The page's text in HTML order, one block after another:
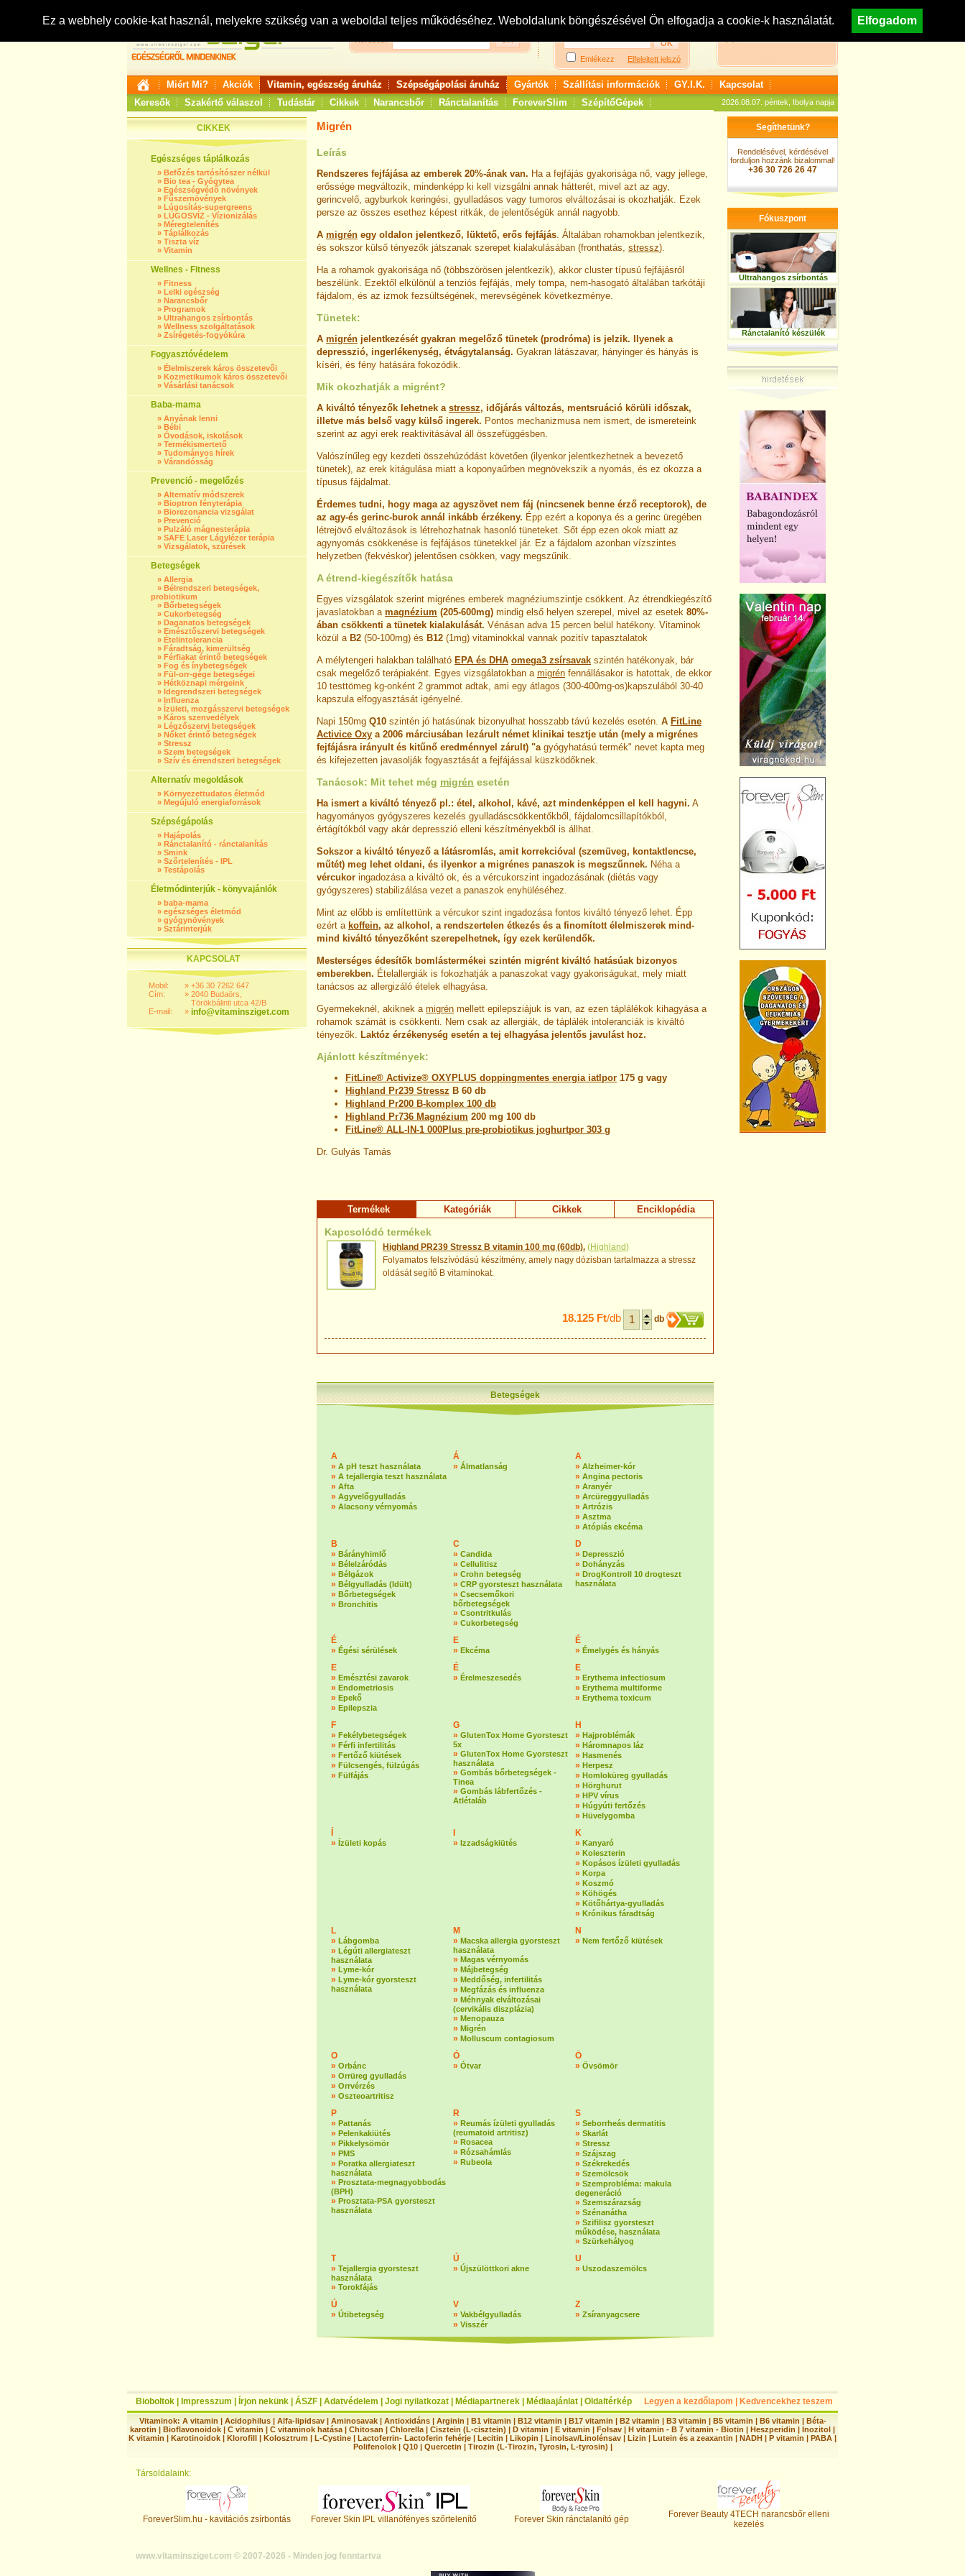
Ez a webhely cookie-kat használ, melyekre szükség van a weboldal teljes működéséhez. Weboldalunk böngészésével Ön elfogadja a cookie-k használatát. Elfogadom
Keresés:
Bejelentkezés: Regisztráció
Emlékezz Elfelejtett jelszó
Nézzen körül áruházunkban!
Miért Mi? Akciók Vitamin, egészség áruház Szépségápolási áruház Gyártók Szállítási információk GY.I.K.
Kapcsolat
Keresők
Szakértő válaszol Tudástár Cikkek Narancsbőr Ránctalanítás ForeverSlim SzépítőGépek 2026.08.07. péntek, Ibolya napja
CIKKEK
Egészséges táplálkozás
» Befőzés tartósítószer nélkül
» Bio tea - Gyógytea
» Egészségvédő növények
» Fűszernövények
» Lúgosítás-supergreens
» LÚGOSVÍZ - Vízionizálás
» Méregtelenítés
» Táplálkozás
» Tiszta víz
» Vitamin
Wellnes - Fitness
» Fitness
» Lelki egészség
» Narancsbőr
» Programok
» Ultrahangos zsírbontás
» Wellness szolgáltatások
» Zsírégetés-fogyókúra
Fogyasztóvédelem
» Élelmiszerek káros összetevői
» Kozmetikumok káros összetevői
» Vásárlási tanácsok
Baba-mama
» Anyának lenni
» Bébi
» Óvodások, iskolások
» Termékismertető
» Tudományos hírek
» Várandósság
Prevenció - megelőzés
» Alternatív módszerek
» Bioptron fényterápia
» Biorezonancia vizsgálat
» Prevenció
» Pulzáló mágnesterápia
» SAFE Laser Lágylézer terápia
» Vizsgálatok, szűrések
Betegségek
» Allergia
» Bélrendszeri betegségek,
probiotikum
» Bőrbetegségek
» Cukorbetegség
» Daganatos betegségek
» Emésztőszervi betegségek
» Ételintolerancia
» Fáradtság, kimerültség
» Férfiakat érintő betegségek
» Fog és ínybetegségek
» Fül-orr-gége betegségei
» Hétköznapi mérgeink
» Idegrendszeri betegségek
» Influenza
» Ízületi, mozgásszervi betegségek
» Káros szenvedélyek
» Légzőszervi betegségek
» Nőket érintő betegségek
» Stressz
» Szem betegségek
» Szív és érrendszeri betegségek
Alternatív megoldások
» Környezettudatos életmód
» Megújuló energiaforrások
Szépségápolás
» Hajápolás
» Ránctalanító - ránctalanítás
» Smink
» Szőrtelenítés - IPL
» Testápolás
Életmódinterjúk - könyvajánlók
» baba-mama
» egészséges életmód
» gyógynövények
» Sztárinterjúk
KAPCSOLAT
Mobil:
Cím:
E-mail:
»
»
»
+36 30 7262 647
2040 Budaörs,
Törökbálinti utca 42/B
info@vitaminsziget.com
Migrén
Leírás
Rendszeres fejfájása az emberek 20%-ának van. Ha a fejfájás gyakorisága nő, vagy jellege,
erőssége megváltozik, mindenképp ki kell vizsgálni annak hátterét, mivel azt az agy,
gerincvelő, agyburkok keringési, gyulladásos vagy tumoros elváltozásai is okozhatják. Ezek
persze az összes esethez képest ritkák, de jelentőségük annál nagyobb.
A migrén egy oldalon jelentkező, lüktető, erős fejfájás. Általában rohamokban jelentkezik,
és sokszor külső tényezők játszanak szerepet kialakulásában (fronthatás, stressz).
Ha a rohamok gyakorisága nő (többszörösen jelentkezik), akkor cluster típusú fejfájásról
beszélünk. Ezektől elkülönül a tenziós fejfájás, mely tompa, nem-hasogató általában tarkótáji
fájdalom, és az izmok fezsültségének, merevségének következménye.
Tünetek:
A migrén jelentkezését gyakran megelőző tünetek (prodróma) is jelzik. Ilyenek a
depresszió, ingerlékenység, étvágytalanság. Gyakran látászavar, hányinger és hányás is
kíséri, és fény hatására fokozódik.
Mik okozhatják a migrént?
A kiváltó tényezők lehetnek a stressz, időjárás változás, mentsruáció körüli időszak,
illetve más belső vagy külső ingerek. Pontos mechanizmusa nem ismert, de ismereteink
szerint az agyi erek reaktivitásával áll összefüggésben.
Valószínűleg egy kezdeti összehúzódást követően (ilyenkor jelentkezhetnek a bevezető
tünetek), az erek kitágulása miatt a koponyaűrben megnövekszik a nyomás, és ez okozza a
típusus fájdalmat.
Érdemes tudni, hogy maga az agyszövet nem fáj (nincsenek benne érző receptorok), de
az agy-és gerinc-burok annál inkább érzékeny. Épp ezért a koponya és a gerinc üregében
létrejövő elváltozások is létrehozhatnak hasonló tüneteket. Sőt épp ezen okok miatt az
agynyomás csökkenése is fejfájásos tünetekkel jár. Ez a fájdalom azonban vízszintes
helyzetben (fekvéskor) jelentősen csökken, vagy megszűnik.
A étrend-kiegészítők hatása
Egyes vizsgálatok szerint migrénes emberek magnéziumszintje csökkent. Az étrendkiegészítő
javaslatokban a magnézium (205-600mg) mindig első helyen szerepel, mivel az esetek 80%-
ában csökkenti a tünetek kialakulását. Vénásan adva 15 percen belül hatékony. Vitaminok
közül a B2 (50-100mg) és B12 (1mg) vitaminokkal vannak pozitív tapasztalatok
A mélytengeri halakban található EPA és DHA omega3 zsírsavak szintén hatékonyak, bár
csak megelőző terápiaként. Egyes vizsgálatokban a migrén fennállásakor is hatottak, de ekkor
10 testtömeg kg-onként 2 grammot adtak, ami egy átlagos (300-400mg-os)kapszulából 30-40
kapszula elfogyasztását igényelné.
Napi 150mg Q10 szintén jó hatásúnak bizonyulhat hosszabb távú kezelés esetén. A FitLine
Activice Oxy a 2006 márciusában lezárult német klinikai tesztje után (mely a migrénes
fejfájásra irányult és kitűnő eredménnyel zárult) "agyógyhatású termék" nevet kapta meg
és kifejezetten javasolják fogyasztását a fejfájással küszködőknek.
Tanácsok: Mit tehet még migrén esetén
Ha ismert a kiváltó tényező pl.: étel, alkohol, kávé, azt mindenképpen el kell hagyni. A
hagyományos gyógyszeres kezelés gyulladáscsökkentőkből, fájdalomcsillapítókból,
értágítókból vagy akár depresszió elleni készítményekből is állhat.
Sokszor a kiváltó tényező a látásromlás, amit korrekcióval (szemüveg, kontaktlencse,
műtét) meg lehet oldani, és ilyenkor a migrénes panaszok is megszűnnek. Néha a
vércukor ingadozása a kiváltó ok, és a vércukorszint ingadozásának (diétás vagy
gyógyszeres) stabilizálása vezet a panaszok enyhüléséhez.
Mint az előbb is említettünk a vércukor szint ingadozása fontos kiváltó tényező lehet. Épp
ezért a koffein, az alkohol, a rendszertelen étkezés és a finomított élelmiszerek mind-
mind kiváltó tényezőként szerepelhetnek, így ezek kerülendők.
Mesterséges édesítők bomlástermékei szintén migrént kiváltó hatásúak bizonyos
emberekben. Ételallergiák is fokozhatják a panaszokat vagy gyakoriságukat, mely miatt
tanácsos az allergizáló ételek elhagyása.
Gyermekeknél, akiknek a migrén mellett epilepsziájuk is van, az ezen táplálékok kihagyása a
rohamok számát is csökkenti. Nem csak az allergiák, de táplálék intoleranciák is kiváltó
tényezők. Laktóz érzékenység esetén a tej elhagyása jelentős javulást hoz.
Ajánlott készítmények:
FitLine® Activize® OXYPLUS doppingmentes energia iatlpor 175 g vagy
Highland Pr239 Stressz B 60 db
Highland Pr200 B-komplex 100 db
Highland Pr736 Magnézium 200 mg 100 db
FitLine® ALL-IN-1 000Plus pre-probiotikus joghurtpor 303 g
Dr. Gulyás Tamás
Termékek Kategóriák Cikkek Enciklopédia
Kapcsolódó termékek
Highland PR239 Stressz B vitamin 100 mg (60db). (Highland)
Folyamatos felszívódású készítmény, amely nagy dózisban tartalmazza a stressz
oldását segítő B vitaminokat.
18.125 Ft/db db
Betegségek
A
» A pH teszt használata
» A tejallergia teszt használata
» Afta
» Agyvelőgyulladás
» Alacsony vérnyomás
Á
» Álmatlanság
A
» Alzheimer-kór
» Angina pectoris
» Aranyér
» Arcüreggyulladás
» Artrózis
» Asztma
» Atópiás ekcéma
B
» Bárányhimlő
» Bélelzáródás
» Bélgázok
» Bélgyulladás (Idült)
» Bőrbetegségek
» Bronchitis
C
» Candida
» Cellulitisz
» Crohn betegség
» CRP gyorsteszt használata
» Csecsemőkori
bőrbetegségek
» Csontritkulás
» Cukorbetegség
D
» Depresszió
» Dohányzás
» DrogKontroll 10 drogteszt
használata
É
» Égési sérülések
E
» Ekcéma
É
» Émelygés és hányás
E
» Emésztési zavarok
» Endometriosis
» Epekő
» Epilepszia
É
» Érelmeszesedés
E
» Erythema infectiosum
» Erythema multiforme
» Erythema toxicum
F
» Fekélybetegségek
» Férfi infertilitás
» Fertőző kiütések
» Fülcsengés, fülzúgás
» Fülfájás
G
» GlutenTox Home Gyorsteszt
5x
» GlutenTox Home Gyorsteszt
használata
» Gombás bőrbetegségek -
Tinea
» Gombás lábfertőzés -
Atlétaláb
H
» Hajproblémák
» Háromnapos láz
» Hasmenés
» Herpesz
» Homloküreg gyulladás
» Hörghurut
» HPV vírus
» Húgyúti fertőzés
» Hüvelygomba
» Ízületi kopás
» Izzadságkiütés
K
» Kanyaró
» Koleszterin
» Kopásos ízületi gyulladás
» Korpa
» Koszmó
» Köhögés
» Kötőhártya-gyulladás
» Krónikus fáradtság
L
» Lábgomba
» Légúti allergiateszt
használata
» Lyme-kór
» Lyme-kór gyorsteszt
használata
M
» Macska allergia gyorsteszt
használata
» Magas vérnyomás
» Májbetegség
» Meddőség, infertilitás
» Megfázás és influenza
» Méhnyak elváltozásai
(cervikális diszplázia)
» Menopauza
» Migrén
» Molluscum contagiosum
N
» Nem fertőző kiütések
O
» Orbánc
» Orrüreg gyulladás
» Orrvérzés
» Oszteoartritisz
Ó
» Ótvar
Ö
» Övsömör
P
» Pattanás
» Pelenkakiütés
» Pikkelysömör
» PMS
» Poratka allergiateszt
használata
» Prosztata-megnagyobbodás
(BPH)
» Prosztata-PSA gyorsteszt
használata
R
» Reumás ízületi gyulladás
(reumatoid artritisz)
» Rosacea
» Rózsahámlás
» Rubeola
S
» Seborrheás dermatitis
» Skarlát
» Stressz
» Szájszag
» Székrekedés
» Szemölcsök
» Szemprobléma: makula
degeneráció
» Szemszárazság
» Szénanátha
» Szifilisz gyorsteszt
működése, használata
» Szürkehályog
T
» Tejallergia gyorsteszt
használata
» Torokfájás
Ú
» Újszülöttkori akne
U
» Uszodaszemölcs
Ú
» Útibetegség
V
» Vakbélgyulladás
» Visszér
Z
» Zsíranyagcsere
Segíthetünk?
Rendelésével, kérdésével
forduljon hozzánk bizalommal!
+36 30 726 26 47
Fókuszpont
Ultrahangos zsírbontás
Ránctalanító készülék
Bioboltok Impresszum Írjon nekünk ÁSZF Adatvédelem Jogi nyilatkozat Médiapartnerek Médiaajánlat Oldaltérkép Legyen a kezdőlapom Kedvencekhez teszem
Vitaminok: A vitamin | Acidophilus| Alfa-lipidsav| Aminosavak| Antioxidáns| Arginin | B1 vitamin | B12 vitamin | B17 vitamin | B2 vitamin | B3 vitamin | B5 vitamin | B6 vitamin | Béta-
karotin | Bioflavonoidok | C vitamin | C vitaminok hatása | Chitosan | Chlorella | Cisztein (L-cisztein) | D vitamin | E vitamin | Folsav | H vitamin - B 7 vitamin - Biotin | Heszperidin | Inozitol |
K vitamin | Karotinoidok | Klorofill | Kolosztrum | L-Cystine | Lactoferrin- Lactoferin fehérje | Lecitin | Likopin | Linolsav/Linolénsav | Lizin | Lutein és a zeaxantin | NADH | P vitamin | PABA |
Polifenolok| Q10| Quercetin | Tirozin (L-Tirozin, Tyrosin, L-tyrosin) |
Társoldalaink:
ForeverSlim.hu - kavitációs zsírbontás Forever Skin IPL villanófényes szőrtelenítő Forever Skin ránctalanító gép
Forever Beauty 4TECH narancsbőr elleni
kezelés
www.vitaminsziget.com © 2007-2026 - Minden jog fenntartva